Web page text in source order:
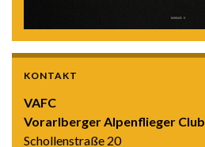
KONTAKT
VAFC
Vorarlberger Alpenflieger Club
Schollenstraße 20